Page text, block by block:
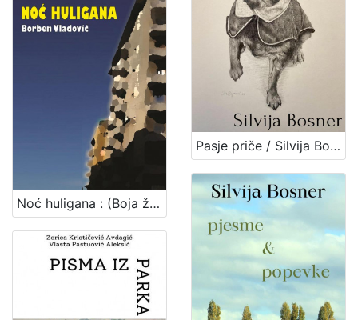
Noć huligana : (Boja željeznog oksida) : kratki roman / Borben Vladović
Pasje priče / Silvija Bosner